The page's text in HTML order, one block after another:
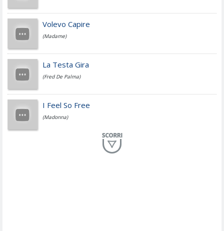
Jovanotti
Fedez
Simone Cristicchi
Volevo Capire
(Madame)
La Testa Gira
(Fred De Palma)
I Feel So Free
(Madonna)